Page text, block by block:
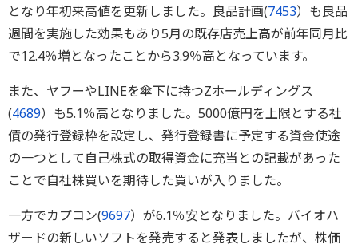
となり年初来高値を更新しました。良品計画(7453）も良品
週間を実施した効果もあり5月の既存店売上高が前年同月比
で12.4％増となったことから3.9％高となっています。
また、ヤフーやLINEを傘下に持つZホールディングス
(4689）も5.1％高となりました。5000億円を上限とする社
債の発行登録枠を設定し、発行登録書に予定する資金使途
の一つとして自己株式の取得資金に充当との記載があった
ことで自社株買いを期待した買いが入りました。
一方でカプコン(9697）が6.1％安となりました。バイオハ
ザードの新しいソフトを発売すると発表しましたが、株価